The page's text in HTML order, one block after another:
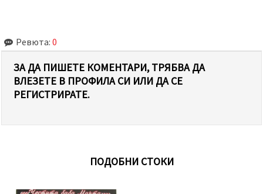
Ревюта: 0
ЗА ДА ПИШЕТЕ КОМЕНТАРИ, ТРЯБВА ДА
ВЛЕЗЕТЕ В ПРОФИЛА СИ ИЛИ ДА СЕ
РЕГИСТРИРАТЕ.
ПОДОБНИ СТОКИ